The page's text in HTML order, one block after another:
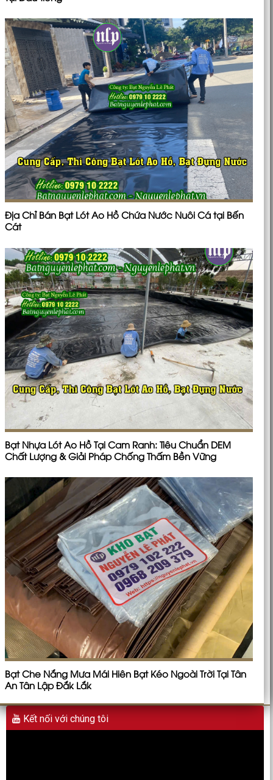
Địa Chỉ Bán Bạt Lót Ao Hồ Chứa Nước Nuôi Cá tại Bến
Cát
Bạt Nhựa Lót Ao Hồ Tại Cam Ranh: Tiêu Chuẩn DEM
Chất Lượng & Giải Pháp Chống Thấm Bền Vững
Bạt Che Nắng Mưa Mái Hiên Bạt Kéo Ngoài Trời Tại Tân
An Tân Lập Đắk Lắk
Kết nối với chúng tôi